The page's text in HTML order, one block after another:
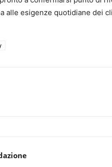
alle esigenze quotidiane dei